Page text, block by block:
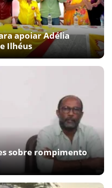
apoiar Adélia
Ilhéus
sobre rompimento